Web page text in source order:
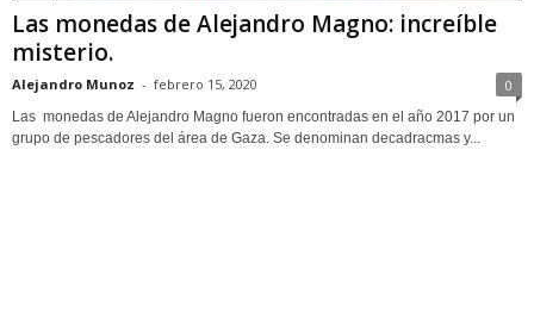
Las monedas de Alejandro Magno: increíble
misterio.
Alejandro Munoz - febrero 15, 2020 0
Las monedas de Alejandro Magno fueron encontradas en el año 2017 por un
grupo de pescadores del área de Gaza. Se denominan decadracmas y...